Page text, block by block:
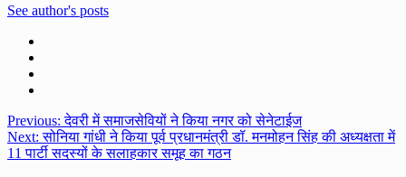
See author's posts
Post
navigation
Previous:देवरी में समाजसेवियों ने किया नगर को सेनेटाईज
Next:सोनिया गांधी ने किया पूर्व प्रधानमंत्री डॉ. मनमोहन सिंह की अध्यक्षता में
11 पार्टी सदस्यों के सलाहकार समूह का गठन